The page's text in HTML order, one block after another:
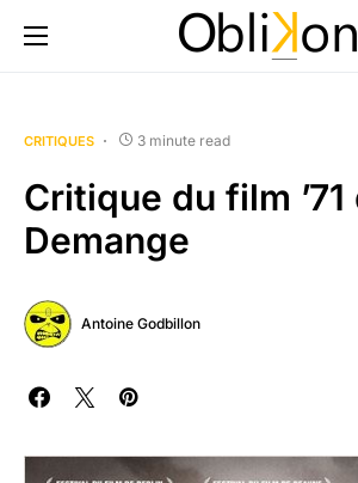
CRITIQUES 3 minute read
Critique du film ’71
Demange
Antoine Godbillon